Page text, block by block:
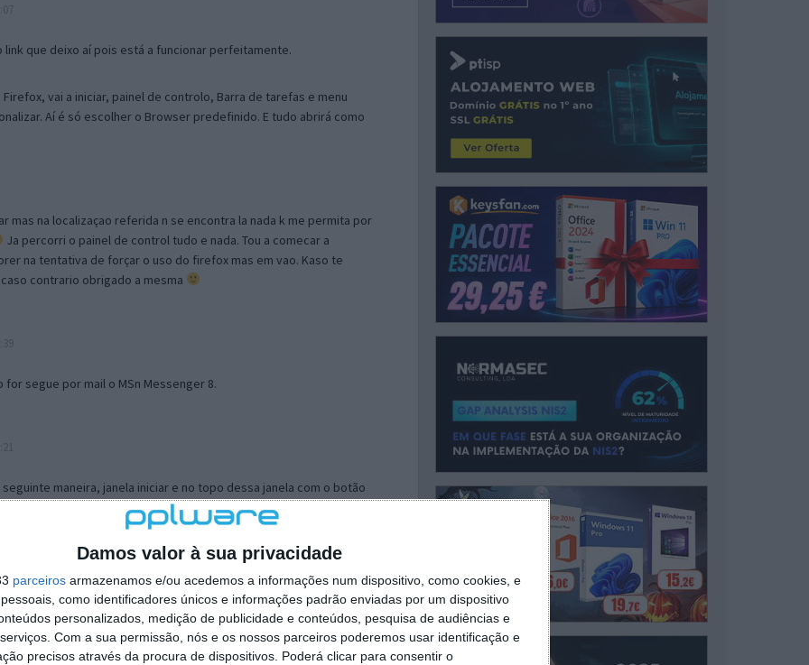
Damos valor à sua privacidade
parceiros armazenamos e/ou acedemos a informações num dispositivo, como cookies, e
como identificadores únicos e informações padrão enviadas por um dispositivo
personalizados, medição de publicidade e conteúdos, pesquisa de audiências e
Com a sua permissão, nós e os nossos parceiros poderemos usar identificação e
precisos através da procura de dispositivos. Poderá clicar para consentir o
que deixo aí pois está a funcionar perfeitamente.
vai a iniciar, painel de controlo, Barra de tarefas e menu
Aí é só escolher o Browser predefinido. E tudo abrirá como
mas na localizaçao referida n se encontra la nada k me permita por
Ja percorri o painel de control tudo e nada. Tou a comecar a
na tentativa de forçar o uso do firefox mas em vao. Kaso te
contrario obrigado a mesma
for segue por mail o MSn Messenger 8.
maneira, janela iniciar e no topo dessa janela com o botão
separador Menu ‘Iniciar’ clica no botão ‘Personalizar’ aí
escolheres o Browser com que queres navegar e o gestor de
ao teu Firefox e nas ferramentas ou tools escolhes ‘Opções’ ou
e logo perto do fim encontras um local para colocares um visto
é o browser predefinido.